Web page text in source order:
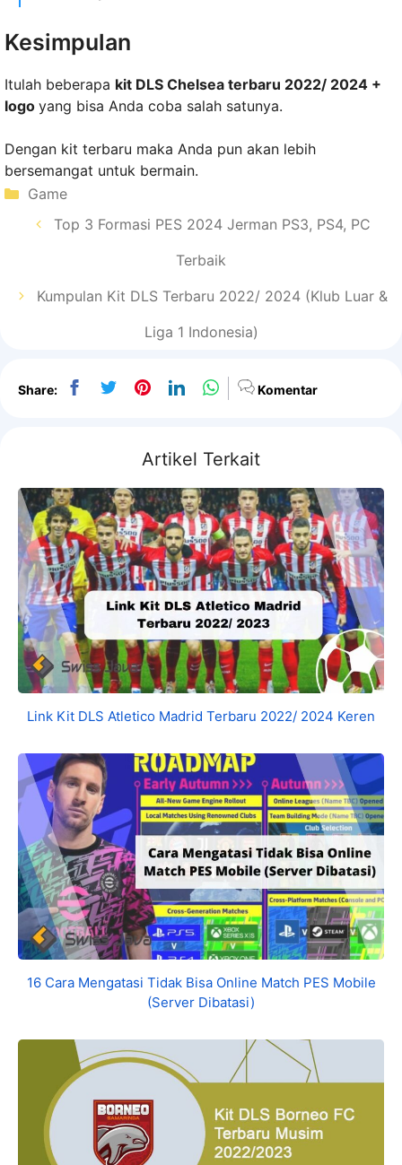
Kesimpulan
Itulah beberapa kit DLS Chelsea terbaru 2022/ 2024 +
logo yang bisa Anda coba salah satunya.
Dengan kit terbaru maka Anda pun akan lebih
bersemangat untuk bermain.
Kategori
Game
Top 3 Formasi PES 2024 Jerman PS3, PS4, PC
Terbaik
Kumpulan Kit DLS Terbaru 2022/ 2024 (Klub Luar &
Liga 1 Indonesia)
Share: Komentar
Artikel Terkait
Link Kit DLS Atletico Madrid Terbaru 2022/ 2024 Keren
16 Cara Mengatasi Tidak Bisa Online Match PES Mobile
(Server Dibatasi)